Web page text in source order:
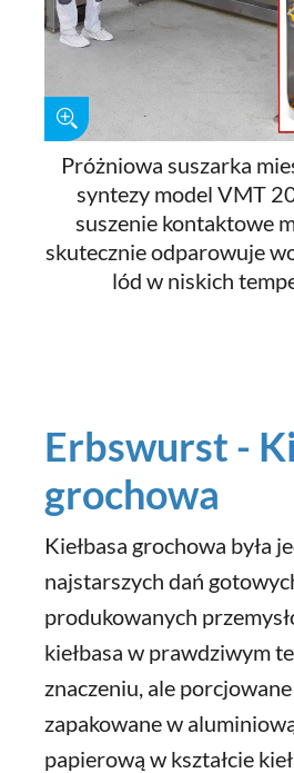
Próżniowa suszarka
syntezy model VMT
suszenie kontaktowe
skutecznie odparowuje
lód w niskich
Erbswurst -
grochowa
Kiełbasa grochowa była
najstarszych dań
produkowanych
kiełbasa w prawdziwym
znaczeniu, ale
zapakowane w
papierową w kształcie